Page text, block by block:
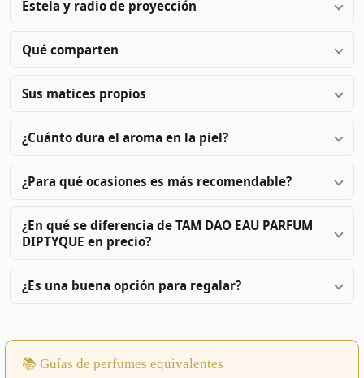
Estela y radio de proyección
Qué comparten
Sus matices propios
¿Cuánto dura el aroma en la piel?
¿Para qué ocasiones es más recomendable?
¿En qué se diferencia de TAM DAO EAU PARFUM
DIPTYQUE en precio?
¿Es una buena opción para regalar?
📚 Guías de perfumes equivalentes